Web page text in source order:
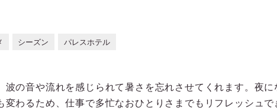
シーズン パレスホテル
の音や流れを感じられて暑さを忘れさせてくれます。夜に
わるため、仕事で多忙なおひとりさまでもリフレッシュで